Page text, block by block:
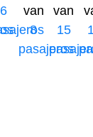
6
van
8
pasajeros
van
15